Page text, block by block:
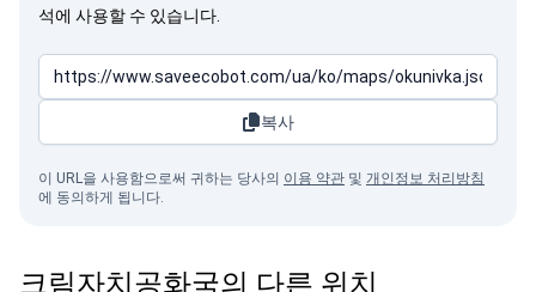
석에 사용할 수 있습니다.
복사
이 URL을 사용함으로써 귀하는 당사의 이용 약관 및 개인정보 처리방침
에 동의하게 됩니다.
크림자치공화국의 다른 위치